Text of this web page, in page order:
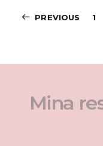
PREVIOUS 1
Mina